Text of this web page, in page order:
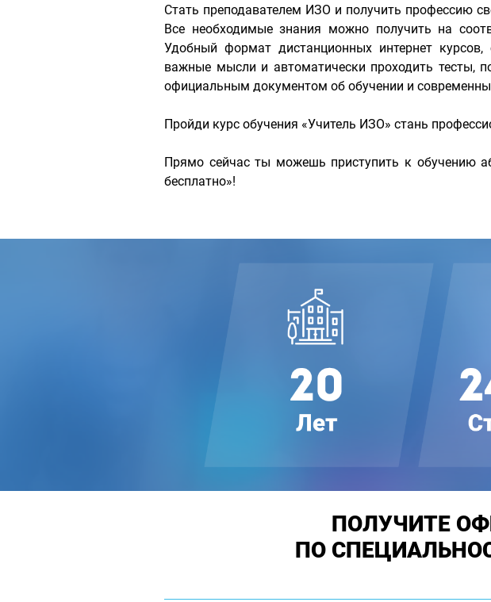
Стать преподавателем ИЗО и получить профессию
Все необходимые знания можно получить на
Удобный формат дистанционных интернет
важные мысли и автоматически проходить тесты,
официальным документом об обучении и
Пройди курс обучения «Учитель ИЗО» стань
Прямо сейчас ты можешь приступить к обучению
бесплатно»!
ПОЛУЧИТЕ
ПО